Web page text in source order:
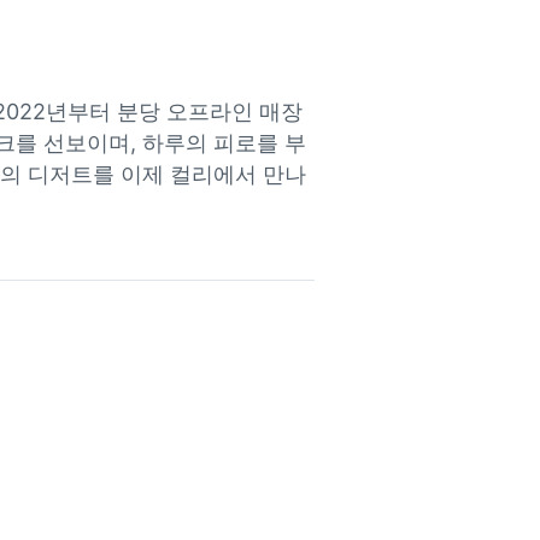
년부터 분당 오프라인 매장
를 선보이며, 하루의 피로를 부
디저트를 이제 컬리에서 만나